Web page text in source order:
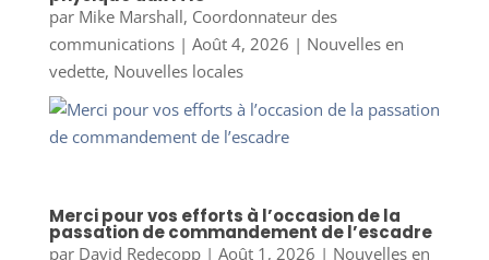
par Mike Marshall, Coordonnateur des
communications| Août 4, 2026 | Nouvelles en
vedette, Nouvelles locales
Merci pour vos efforts à l’occasion de la
passation de commandement de l’escadre
par David Redecopp| Août 1, 2026 | Nouvelles en